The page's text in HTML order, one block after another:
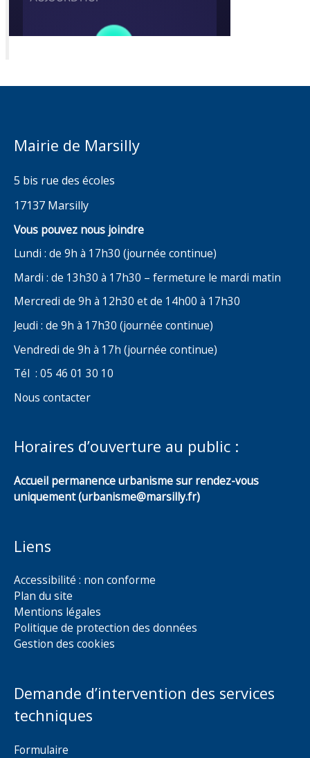
Mairie de Marsilly
5 bis rue des écoles
17137 Marsilly
Vous pouvez nous joindre
Lundi : de 9h à 17h30 (journée continue)
Mardi : de 13h30 à 17h30 – fermeture le mardi matin
Mercredi de 9h à 12h30 et de 14h00 à 17h30
Jeudi : de 9h à 17h30 (journée continue)
Vendredi de 9h à 17h (journée continue)
Tél : 05 46 01 30 10
Nous contacter
Horaires d’ouverture au public :
Accueil permanence urbanisme sur rendez-vous
uniquement (urbanisme@marsilly.fr)
Liens
Accessibilité : non conforme
Plan du site
Mentions légales
Politique de protection des données
Gestion des cookies
Demande d’intervention des services
techniques
Formulaire